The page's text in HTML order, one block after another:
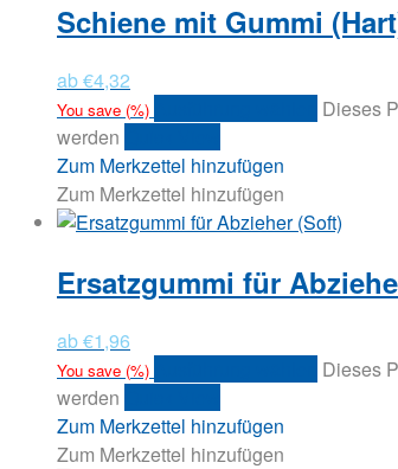
Schiene mit Gummi
ab€4,32
You save (%)
Dieses
werden
Zum Merkzettel hinzufügen
Zum Merkzettel hinzufügen
Ersatzgummi für
ab€1,96
You save (%)
Dieses
werden
Zum Merkzettel hinzufügen
Zum Merkzettel hinzufügen